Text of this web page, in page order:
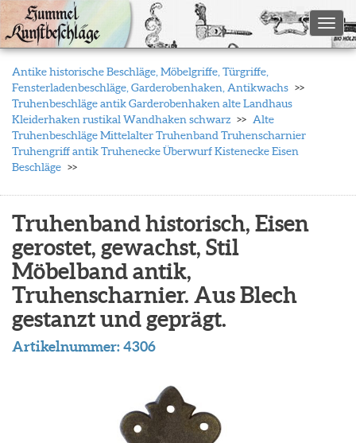
Antike historische Beschläge, Möbelgriffe, Türgriffe,
Fensterladenbeschläge, Garderobenhaken, Antikwachs
Truhenbeschläge antik Garderobenhaken alte Landhaus
Kleiderhaken rustikal Wandhaken schwarz
Alte
Truhenbeschläge Mittelalter Truhenband Truhenscharnier
Truhengriff antik Truhenecke Überwurf Kistenecke Eisen
Beschläge
Truhenband historisch, Eisen
gerostet, gewachst, Stil
Möbelband antik,
Truhenscharnier. Aus Blech
gestanzt und geprägt.
Artikelnummer:4306